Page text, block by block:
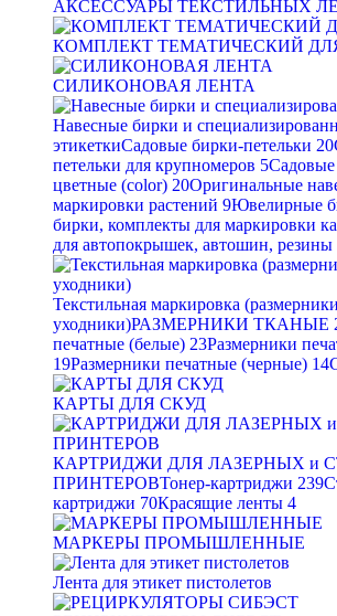
АКСЕССУАРЫ ТЕКСТИЛЬНЫХ
КОМПЛЕКТ ТЕМАТИЧЕСКИЙ
СИЛИКОНОВАЯ ЛЕНТА
Навесные бирки и
этикеткиСадовые бирки-петельки 20
петельки для крупномеров 5Садовые
цветные (color) 20Оригинальные
маркировки растений 9Ювелирные
бирки, комплекты для маркировки
для автопокрышек, автошин, резины
Текстильная маркировка
уходники)РАЗМЕРНИКИ ТКАНЫЕ
печатные (белые) 23Размерники
19Размерники печатные (черные) 14
КАРТЫ ДЛЯ СКУД
КАРТРИДЖИ ДЛЯ ЛАЗЕРНЫХ и
ПРИНТЕРОВТонер-картриджи 239
картриджи 70Красящие ленты 4
МАРКЕРЫ ПРОМЫШЛЕННЫЕ
Лента для этикет пистолетов